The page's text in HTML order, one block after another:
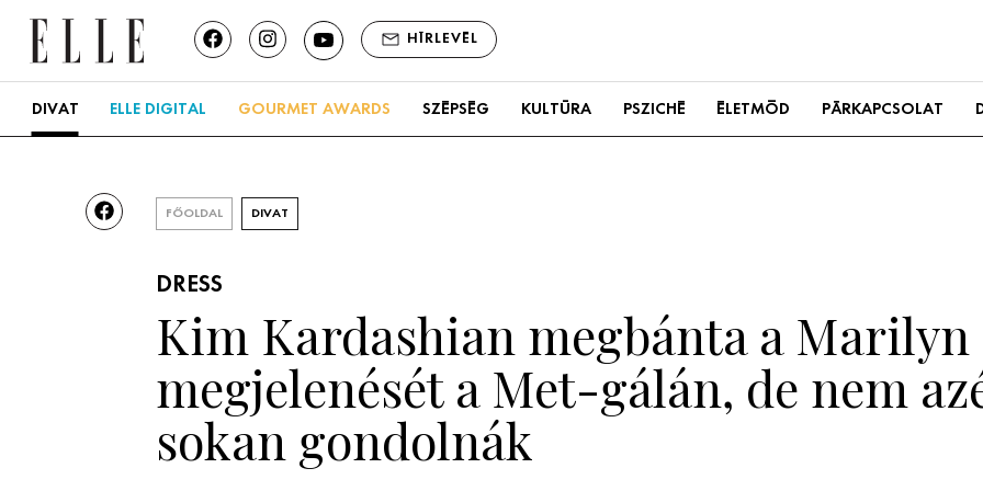
HÍRLEVÉL
DIVAT ELLE DIGITAL GOURMET AWARDS SZÉPSÉG KULTÚRA PSZICHÉ ÉLETMÓD PÁRKAPCSOLAT
FŐOLDAL DIVAT
DRESS
Kim Kardashian megbánta a
megjelenését a Met-gálán, de nem
sokan gondolnák